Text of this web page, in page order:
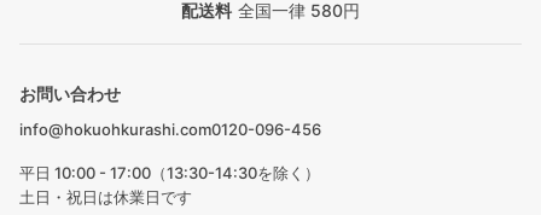
配送料 全国一律 580円
お問い合わせ
info@hokuohkurashi.com0120-096-456
平日 10:00 - 17:00（13:30-14:30を除く）
土日・祝日は休業日です